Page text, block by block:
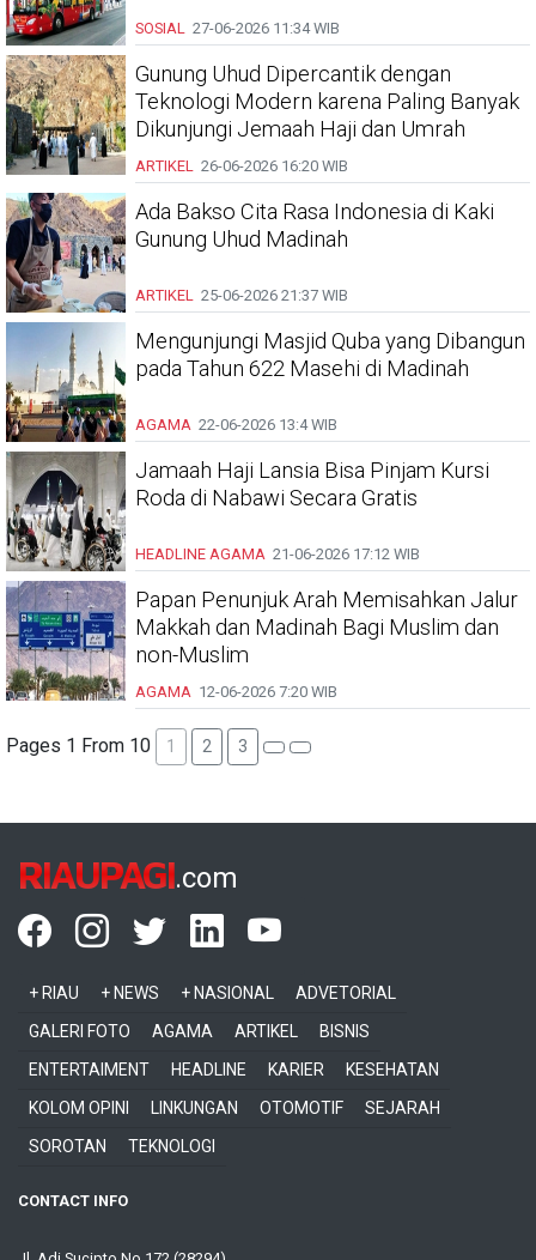
SOSIAL 27-06-2026 11:34 WIB
Gunung Uhud Dipercantik dengan
Teknologi Modern karena Paling Banyak
Dikunjungi Jemaah Haji dan Umrah
ARTIKEL 26-06-2026 16:20 WIB
Ada Bakso Cita Rasa Indonesia di Kaki
Gunung Uhud Madinah
ARTIKEL 25-06-2026 21:37 WIB
Mengunjungi Masjid Quba yang Dibangun
pada Tahun 622 Masehi di Madinah
AGAMA 22-06-2026 13:4 WIB
Jamaah Haji Lansia Bisa Pinjam Kursi
Roda di Nabawi Secara Gratis
HEADLINE AGAMA 21-06-2026 17:12 WIB
Papan Penunjuk Arah Memisahkan Jalur
Makkah dan Madinah Bagi Muslim dan
non-Muslim
AGAMA 12-06-2026 7:20 WIB
Pages 1 From 10 1 2 3
RIAUPAGI.com
+ RIAU + NEWS + NASIONAL
ADVETORIAL
GALERI FOTO
AGAMA ARTIKEL
BISNIS
ENTERTAIMENT
HEADLINE KARIER
KESEHATAN
KOLOM OPINI
LINKUNGAN OTOMOTIF
SEJARAH
SOROTAN
TEKNOLOGI
CONTACT INFO